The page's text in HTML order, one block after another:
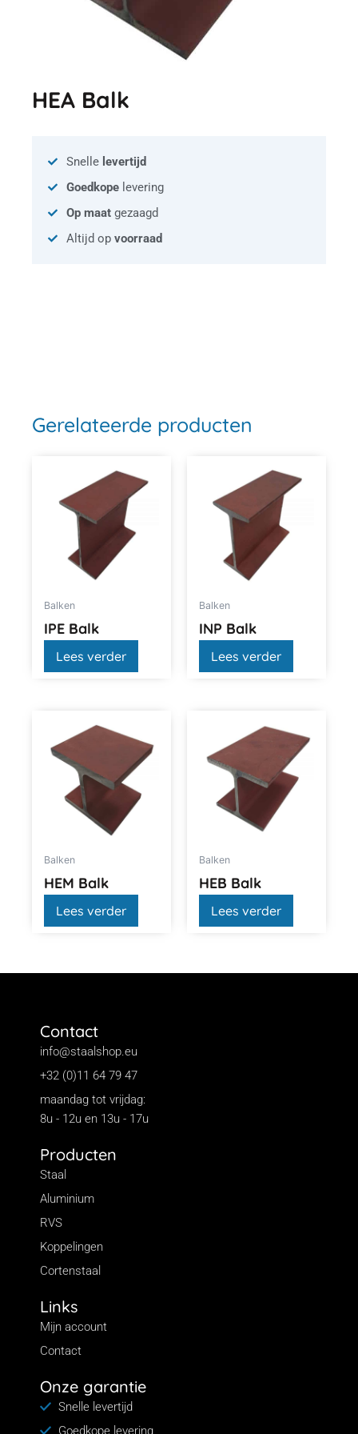
HEA Balk
Snelle levertijd
Goedkope levering
Op maat gezaagd
Altijd op voorraad
Gerelateerde producten
Balken
IPE Balk
Lees verder
Balken
INP Balk
Lees verder
Balken
HEM Balk
Lees verder
Balken
HEB Balk
Lees verder
Contact
info@staalshop.eu
+32 (0)11 64 79 47
maandag tot vrijdag:
8u - 12u en 13u - 17u
Producten
Staal
Aluminium
RVS
Koppelingen
Cortenstaal
Links
Mijn account
Contact
Onze garantie
Snelle levertijd
Goedkope levering